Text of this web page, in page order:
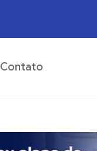
06 / Ago / 2026 -
Contato